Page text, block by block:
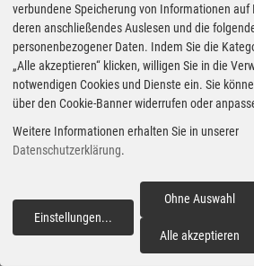
Vehicle-to-Load-Funktion (V2L)
kann der EV9 darüber hinaus
als Stromquelle genutzt werden,
um etwa einen Campinggrill zu
leistungsstärkste Version der
Baureihe an exklusiven Details
zu erkennen. Dazu zählt eine
verbundene Speicherung von Informationen auf
deren anschließendes Auslesen und die
personenbezogener Daten. Indem Sie die
„Alle akzeptieren“ klicken, willigen Sie in die
notwendigen Cookies und Dienste ein. Sie
über den Cookie-Banner widerrufen oder
Weitere Informationen erhalten Sie in unserer
Datenschutzerklärung.
Einstellungen...
Ohne Auswahl
Alle akzeptieren